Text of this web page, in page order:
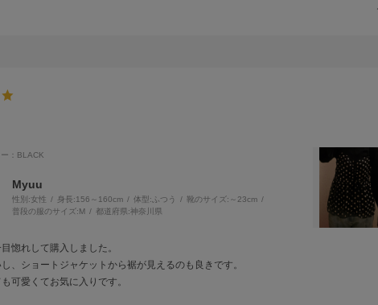
ー：BLACK
Myuu
性別:女性 身長:156～160cm 体型: ふつう 靴のサイズ: ～23cm
普段の服のサイズ:M 都道府県:神奈川県
惚れして購入しました。
、ショートジャケットから裾が見えるのも良きです。
可愛くてお気に入りです。